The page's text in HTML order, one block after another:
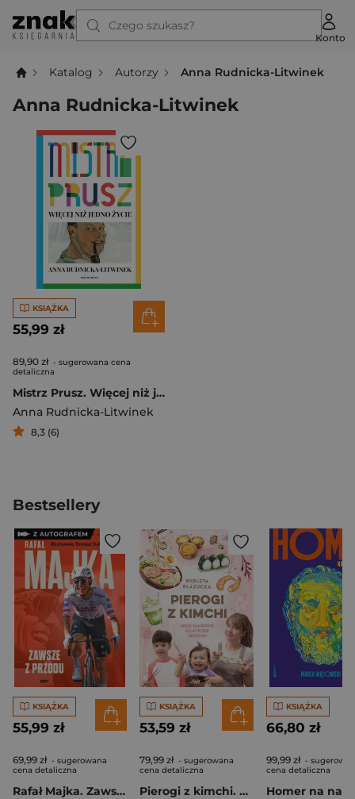
Czego szukasz?
Konto
Katalog Autorzy Anna Rudnicka-Litwinek
Anna Rudnicka-Litwinek
KSIĄŻKA
55,99 zł
89,90 zł - sugerowana cena
detaliczna
Mistrz Prusz. Więcej niż jedno życie
Anna Rudnicka-Litwinek
8,3 (6)
Bestsellery
KSIĄŻKA
55,99 zł
69,99 zł - sugerowana
cena detaliczna
Rafał Majka. Zawsze z przodu. Rozmawia Tomasz Kalemba - książka z autografem
KSIĄŻKA
53,59 zł
79,99 zł - sugerowana
cena detaliczna
Pierogi z kimchi. Moje ulubione azjatyckie przepisy
KSIĄŻKA
66,80 zł
99,99 zł -
cena detaliczna